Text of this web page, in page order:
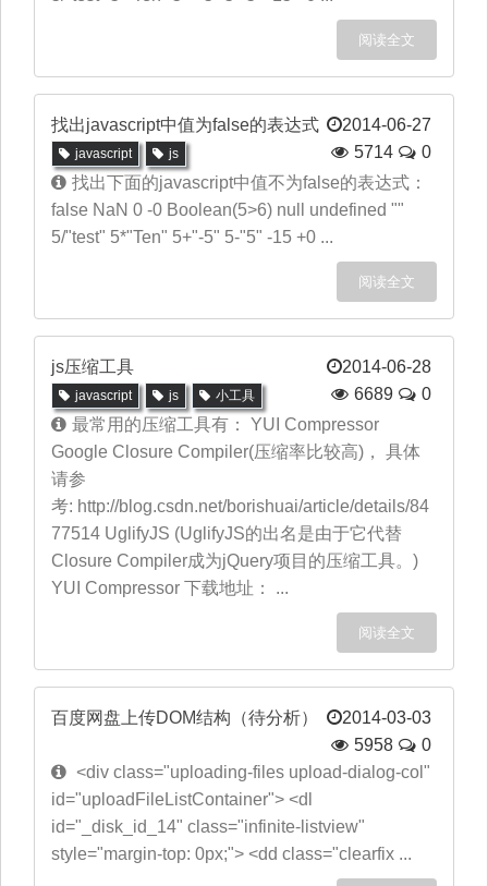
阅读全文
找出javascript中值为false的表达式 2014-06-27
javascript js 5714
0
找出下面的javascript中值不为false的表达式：
false NaN 0 -0 Boolean(5>6) null undefined ""
5/"test" 5*"Ten" 5+"-5" 5-"5" -15 +0 ...
阅读全文
js压缩工具 2014-06-28
javascript js 小工具 6689
0
最常用的压缩工具有： YUI Compressor
Google Closure Compiler(压缩率比较高)， 具体
请参
考: http://blog.csdn.net/borishuai/article/details/84
77514 UglifyJS (UglifyJS的出名是由于它代替
Closure Compiler成为jQuery项目的压缩工具。)
YUI Compressor 下载地址： ...
阅读全文
百度网盘上传DOM结构（待分析）
2014-03-03
5958
0
<div class="uploading-files upload-dialog-col"
id="uploadFileListContainer"> <dl
id="_disk_id_14" class="infinite-listview"
style="margin-top: 0px;"> <dd class="clearfix ...